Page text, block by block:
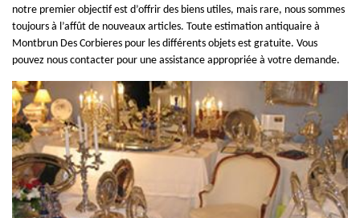
notre premier objectif est d’offrir des biens utiles, mais rare, nous sommes
toujours à l’affût de nouveaux articles. Toute estimation antiquaire à
Montbrun Des Corbieres pour les différents objets est gratuite. Vous
pouvez nous contacter pour une assistance appropriée à votre demande.